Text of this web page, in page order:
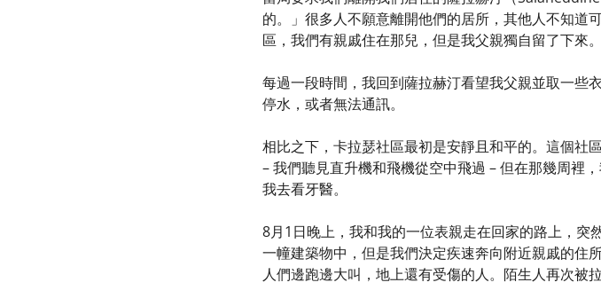
的。」很多人不願意離開他們的居所，其他人不知道
區，我們有親戚住在那兒，但是我父親獨自留了下來。
每過一段時間，我回到薩拉赫汀看望我父親並取一些
停水，或者無法通訊。
相比之下，卡拉瑟社區最初是安靜且和平的。這個社
– 我們聽見直升機和飛機從空中飛過 – 但在那幾周裡
我去看牙醫。
8月1日晚上，我和我的一位表親走在回家的路上，
一幢建築物中，但是我們決定疾速奔向附近親戚的住
人們邊跑邊大叫，地上還有受傷的人。陌生人再次被